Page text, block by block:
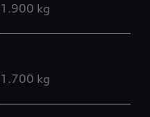
1.900 kg
1.700 kg